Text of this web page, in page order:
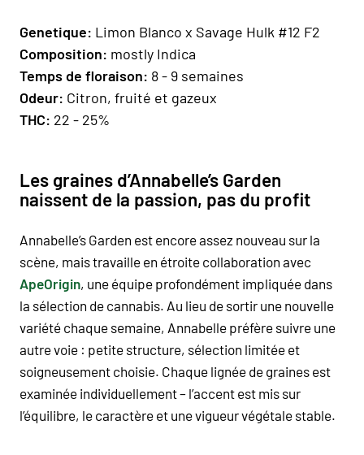
Genetique: Limon Blanco x Savage Hulk #12 F2
Composition: mostly Indica
Temps de floraison: 8 - 9 semaines
Odeur: Citron, fruité et gazeux
THC: 22 - 25%
Les graines d’Annabelle’s Garden
naissent de la passion, pas du profit
Annabelle’s Garden est encore assez nouveau sur la
scène, mais travaille en étroite collaboration avec
ApeOrigin, une équipe profondément impliquée dans
la sélection de cannabis. Au lieu de sortir une nouvelle
variété chaque semaine, Annabelle préfère suivre une
autre voie : petite structure, sélection limitée et
soigneusement choisie. Chaque lignée de graines est
examinée individuellement – l’accent est mis sur
l’équilibre, le caractère et unevigueur végétale stable.